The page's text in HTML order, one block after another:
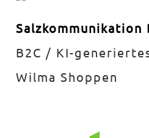
Salzkommunikation
B2C / KI-
Wilma Shoppen